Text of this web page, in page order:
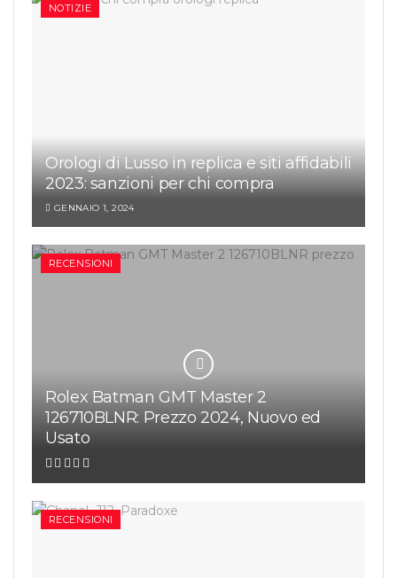
NOTIZIE
Orologi di Lusso in replica e siti affidabili
2023: sanzioni per chi compra
GENNAIO 1, 2024
RECENSIONI
Rolex Batman GMT Master 2
126710BLNR: Prezzo 2024, Nuovo ed
Usato
RECENSIONI